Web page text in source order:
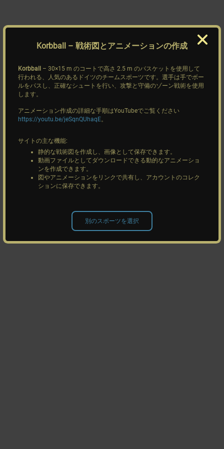
Korbball – 戦術図とアニメーションの作成
Korbball
– 30×15 m のコートで高さ 2.5 m のバスケットを使用して
行われる、人気のあるドイツのチームスポーツです。選手は手でボー
ルをパスし、正確なシュートを行い、攻撃と守備のゾーン戦術を使用
します。
アニメーション作成の詳細な手順はYouTubeでご覧ください
https://youtu.be/jeSqnQUhaqE。
サイトの主な機能:
静的な戦術図を作成し、画像として保存できます。
動画ファイルとしてダウンロードできる動的なアニメーショ
ンを作成できます。
図やアニメーションをリンクで共有し、アカウントのコレク
ションに保存できます。
別のスポーツを選択